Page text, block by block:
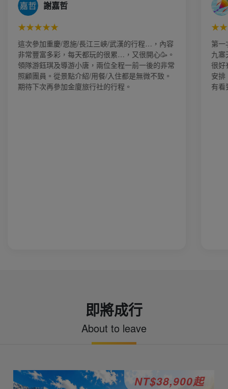
mini Yang
★★★★★
第一次去大陸遊玩就獻給美好假期，這次參加的是
九寨天堂、五彩黃龍8日的行程。業務小譚服務的
很好有問必答！也感謝領隊惠玲、導遊阿佳全程的
安排，非常周到！全程蠻輕鬆的，景點幾乎全部都
有看到，住的酒店也非常高級舒服！
這
實
景
透
常
即將成行
About to leave
NT$38,900起